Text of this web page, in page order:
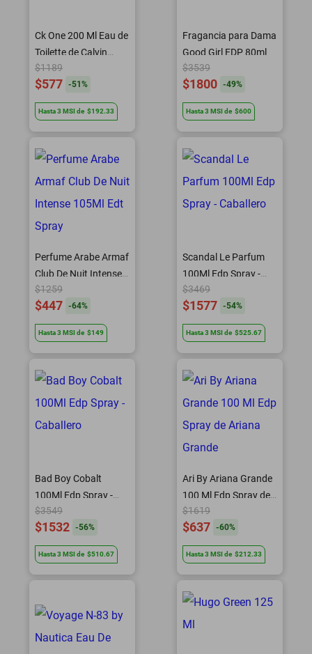
Ck One 200 Ml Eau de
Toilette de Calvin
Klein
$1189
$577 -51 %
Hasta3 MSIde $192.33
Fragancia para Dama
Good Girl EDP 80ml
$3539
$1800 -49%
Hasta3 MSIde $600
Perfume Arabe Armaf
Club De Nuit Intense
105Ml Edt Spray
$1259
$447 -64%
Hasta3 MSIde $149
Scandal Le Parfum
100Ml Edp Spray -
Caballero
$3469
$1577 -54%
Hasta3 MSIde $525.67
Bad Boy Cobalt
100Ml Edp Spray -
Caballero
$3549
$1532 -56%
Hasta3 MSIde $510.67
Ari By Ariana Grande
100 Ml Edp Spray de
Ariana Grande
$1619
$637 -60%
Hasta3 MSIde $212.33